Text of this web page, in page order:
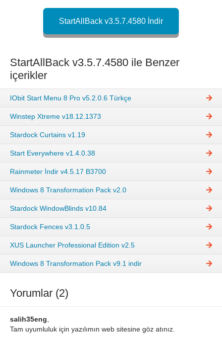
StartAllBack v3.5.7.4580 İndir
StartAllBack v3.5.7.4580 ile Benzer
içerikler
IObit Start Menu 8 Pro v5.2.0.6 Türkçe
Winstep Xtreme v18.12.1373
Stardock Curtains v1.19
Start Everywhere v1.4.0.38
Rainmeter İndir v4.5.17 B3700
Windows 8 Transformation Pack v2.0
Stardock WindowBlinds v10.84
Stardock Fences v3.1.0.5
XUS Launcher Professional Edition v2.5
Windows 8 Transformation Pack v9.1 indir
Yorumlar (2)
salih35eng
Tam uyumluluk için yazılımın web sitesine göz atınız.